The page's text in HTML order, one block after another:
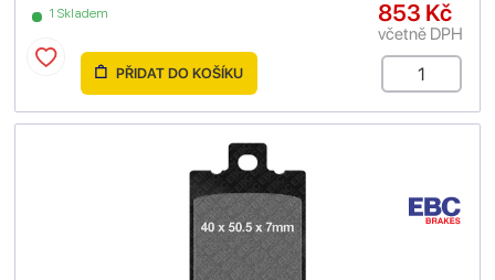
1 Skladem 853 Kč
včetně DPH
PŘIDAT DO KOŠÍKU